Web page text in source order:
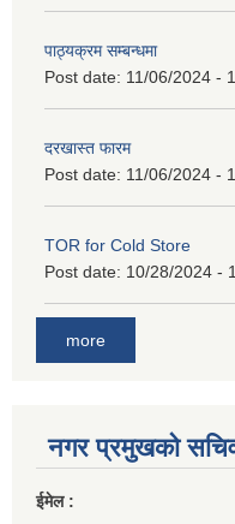
पाठ्यक्रम सम्बन्धमा
Post date: 11/06/2024 -
दरखास्त फारम
Post date: 11/06/2024 -
TOR for Cold Store
Post date: 10/28/2024 -
more
नगर प्रमुखको
ईमेल :